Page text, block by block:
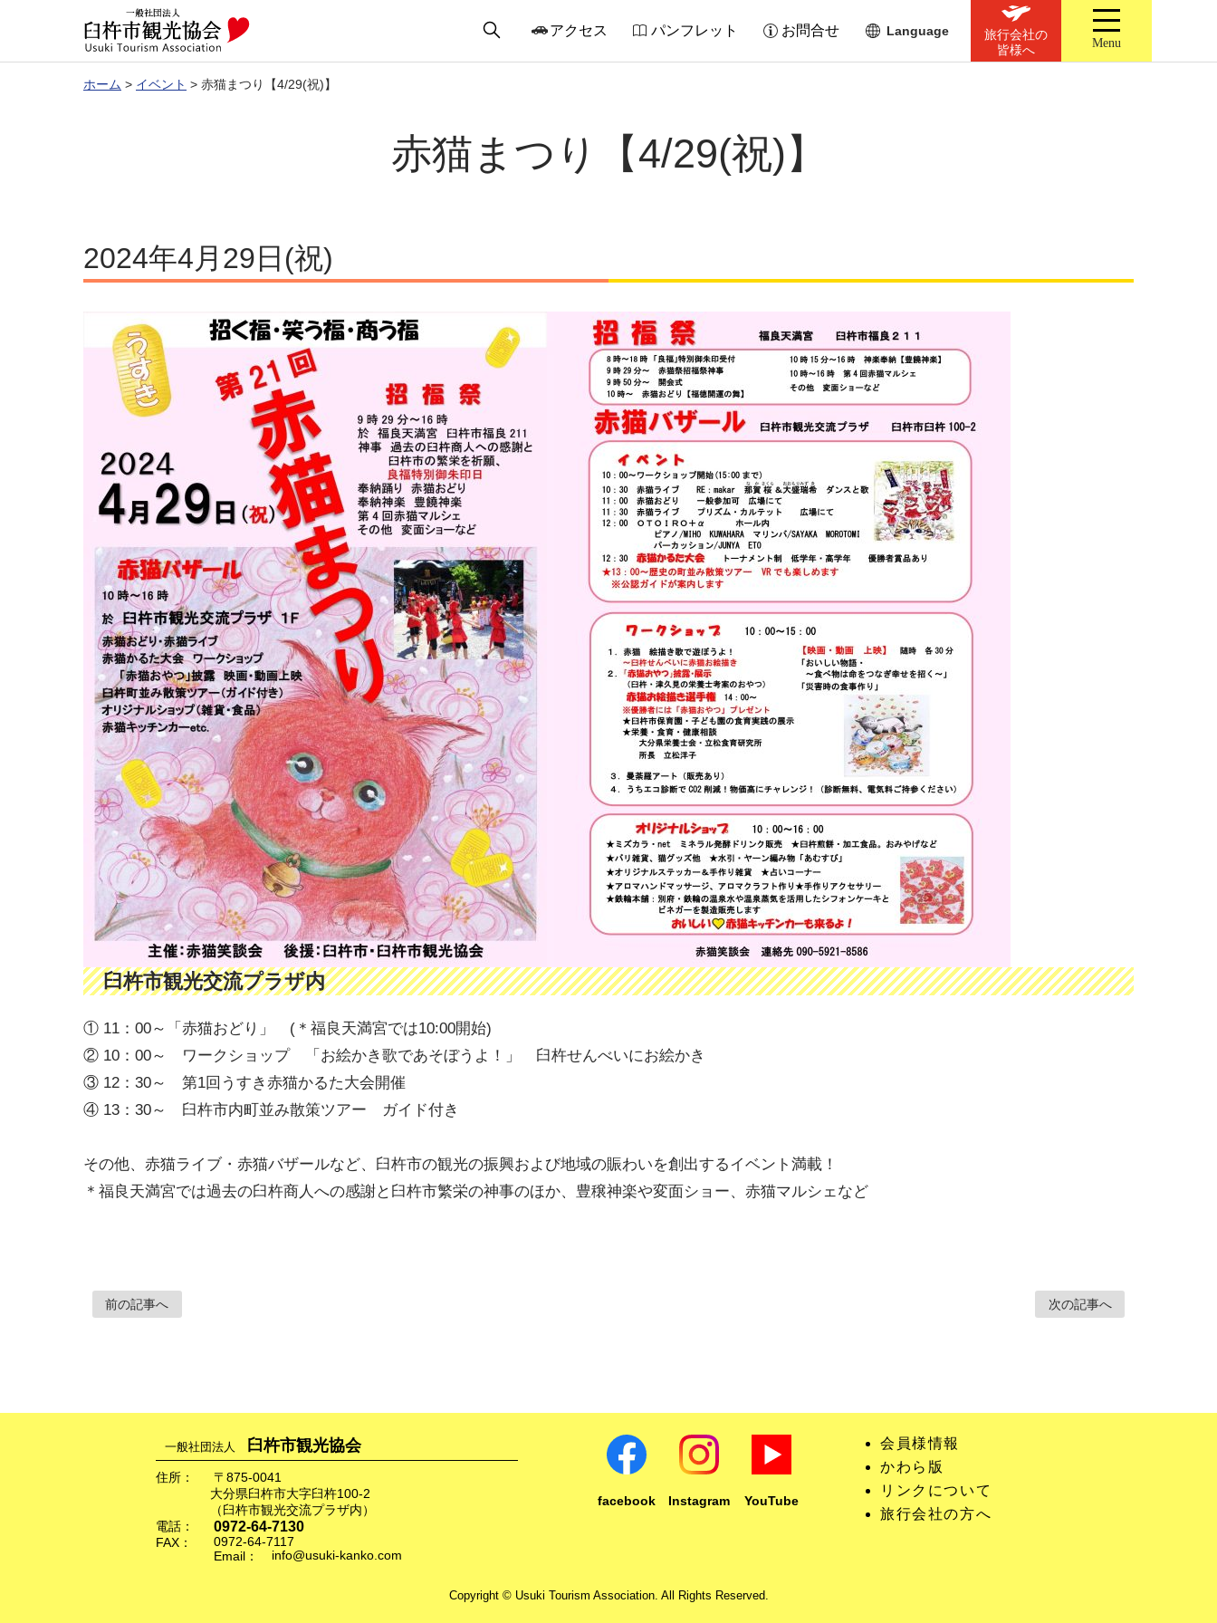
アクセス パンフレット お問合せ Language
旅行会社の
皆様へ
Menu
ホーム > イベント > 赤猫まつり【4/29(祝)】
赤猫まつり【4/29(祝)】
2024年4月29日(祝)
臼杵市観光交流プラザ内
① 11：00～「赤猫おどり」 (＊福良天満宮では10:00開始)
② 10：00～ ワークショップ 「お絵かき歌であそぼうよ！」 臼杵せんべいにお絵かき
③ 12：30～ 第1回うすき赤猫かるた大会開催
④ 13：30～ 臼杵市内町並み散策ツアー ガイド付き
その他、赤猫ライブ・赤猫バザールなど、臼杵市の観光の振興および地域の賑わいを創出するイベント満載！
＊福良天満宮では過去の臼杵商人への感謝と臼杵市繁栄の神事のほか、豊穣神楽や変面ショー、赤猫マルシェなど
前の記事へ 次の記事へ
一般社団法人 臼杵市観光協会
住所：
〒875-0041
大分県臼杵市大字臼杵100-2
（臼杵市観光交流プラザ内）
電話：
0972-64-7130
FAX：
0972-64-7117
Email：
info@usuki-kanko.com
facebook Instagram YouTube
会員様情報
かわら版
リンクについて
旅行会社の方へ
Copyright © Usuki Tourism Association. All Rights Reserved.